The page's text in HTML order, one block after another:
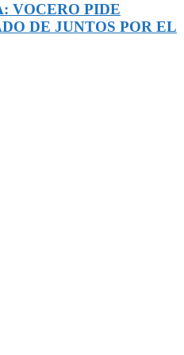
VOCERO PIDE
DE JUNTOS POR EL